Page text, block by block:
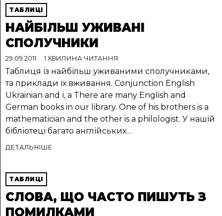
ТАБЛИЦІ
НАЙБІЛЬШ УЖИВАНІ
СПОЛУЧНИКИ
29.09.2011 1 ХВИЛИНА ЧИТАННЯ
Таблиця із найбільш уживаними сполучниками,
та приклади їх вживання. Conjunction English
Ukrainian and і, а There are many English and
German books in our library. One of his brothers is a
mathematician and the other is a philologist. У нашій
бібліотеці багато англійських…
ДЕТАЛЬНІШЕ
ТАБЛИЦІ
СЛОВА, ЩО ЧАСТО ПИШУТЬ З
ПОМИЛКАМИ